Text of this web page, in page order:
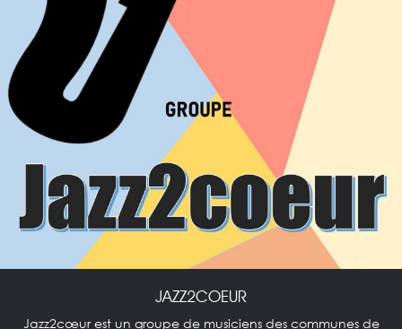
JAZZ2COEUR
Jazz2cœur est un groupe de musiciens des communes de